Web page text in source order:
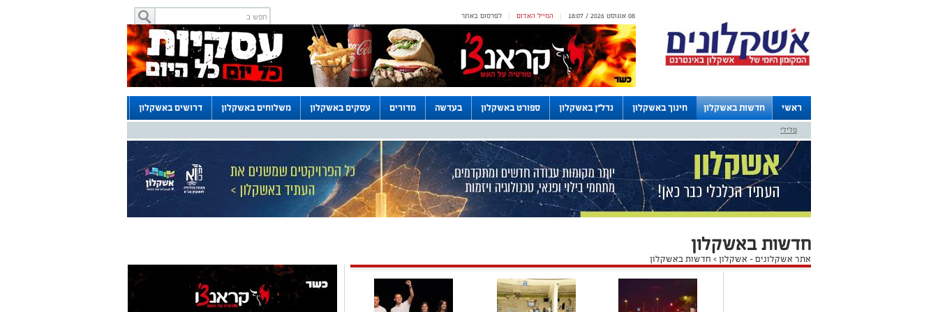
לפרסום באתר | המייל האדום | 08 אוגוסט 2026 / 18:07
ראשי חדשות באשקלון חינוך באשקלון נדל"ן באשקלון ספורט באשקלון בעדשה מדורים עסקים באשקלון משלוחים באשקלון דרושים באשקלון
לוחות
פלילי
חדשות באשקלון
אתר אשקלונים - אשקלון> חדשות באשקלון